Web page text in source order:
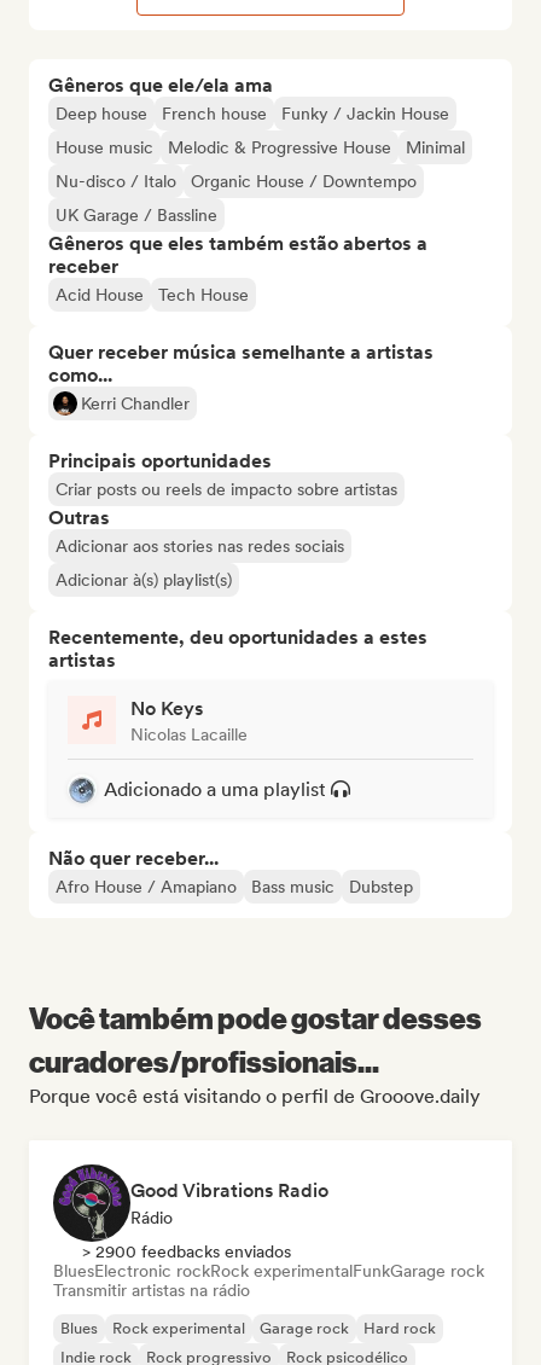
Gêneros que ele/ela ama
Deep house French house
Funky / Jackin House
House music
Melodic & Progressive House
Minimal
Nu-disco / Italo
Organic House / Downtempo
UK Garage / Bassline
Gêneros que eles também estão abertos a
receber
Acid House Tech House
Quer receber música semelhante a artistas
como...
Kerri Chandler
Principais oportunidades
Criar posts ou reels de impacto sobre artistas
Outras
Adicionar aos stories nas redes sociais
Adicionar à(s) playlist(s)
Recentemente, deu oportunidades a estes
artistas
No Keys
Nicolas Lacaille
Adicionado a uma playlist
Não quer receber...
Afro House / Amapiano Bass music Dubstep
Você também pode gostar desses
curadores/profissionais...
Porque você está visitando o perfil de Grooove.daily
Good Vibrations Radio
Rádio
> 2900 feedbacks enviados
BluesElectronic rockRock experimentalFunkGarage rock
Transmitir artistas na rádio
Blues Rock experimental Garage rock
Hard rock
Indie rock
Rock progressivo Rock psicodélico